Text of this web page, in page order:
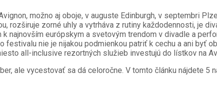
možno aj oboje, v auguste Edinburgh, v septembri
rozširuje zorné uhly a vytrháva z rutiny každodennosti, je
najnovším európskym a svetovým trendom v divadle a
nie je nijakou podmienkou patriť k cechu a ani byť
all-inclusive rezortných služieb investujú do lístkov na
ale vycestovať sa dá celoročne. V tomto článku nájdete 5